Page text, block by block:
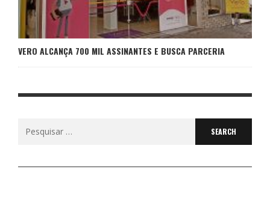
VERO ALCANÇA 700 MIL ASSINANTES E BUSCA PARCERIA